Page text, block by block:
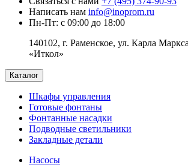
Написать нам info@inoprom.ru
Пн-Пт: с 09:00 до 18:00
140102, г. Раменское, ул. Карла
«Иткол»
Каталог
Шкафы управления
Готовые фонтаны
Фонтанные насадки
Подводные светильники
Закладные детали
Насосы